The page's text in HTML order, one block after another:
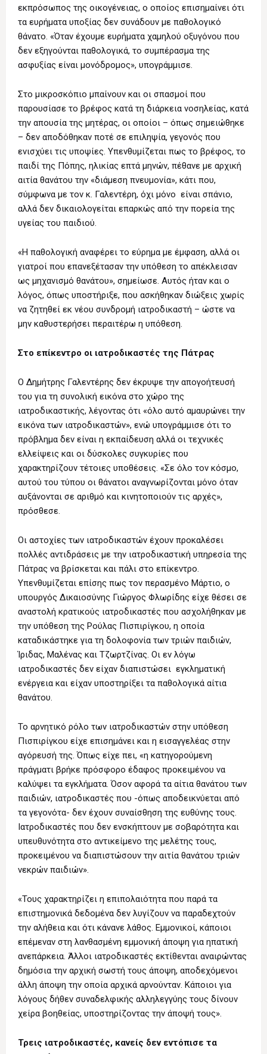
εκπρόσωπος της οικογένειας, ο οποίος επισημαίνει ότι
τα ευρήματα υποξίας δεν συνάδουν με παθολογικό
θάνατο. «Όταν έχουμε ευρήματα χαμηλού οξυγόνου που
δεν εξηγούνται παθολογικά, το συμπέρασμα της
ασφυξίας είναι μονόδρομος», υπογράμμισε.
Στο μικροσκόπιο μπαίνουν και οι σπασμοί που
παρουσίασε το βρέφος κατά τη διάρκεια νοσηλείας, κατά
την απουσία της μητέρας, οι οποίοι – όπως σημειώθηκε
– δεν αποδόθηκαν ποτέ σε επιληψία, γεγονός που
ενισχύει τις υποψίες. Υπενθυμίζεται πως το βρέφος, το
παιδί της Πόπης, ηλικίας επτά μηνών, πέθανε με αρχική
αιτία θανάτου την «διάμεση πνευμονία», κάτι που,
σύμφωνα με τον κ. Γαλεντέρη, όχι μόνο είναι σπάνιο,
αλλά δεν δικαιολογείται επαρκώς από την πορεία της
υγείας του παιδιού.
«Η παθολογική αναφέρει το εύρημα με έμφαση, αλλά οι
γιατροί που επανεξέτασαν την υπόθεση το απέκλεισαν
ως μηχανισμό θανάτου», σημείωσε. Αυτός ήταν και ο
λόγος, όπως υποστήριξε, που ασκήθηκαν διώξεις χωρίς
να ζητηθεί εκ νέου συνδρομή ιατροδικαστή – ώστε να
μην καθυστερήσει περαιτέρω η υπόθεση.
Στο επίκεντρο οι ιατροδικαστές της Πάτρας
Ο Δημήτρης Γαλεντέρης δεν έκρυψε την απογοήτευσή
του για τη συνολική εικόνα στο χώρο της
ιατροδικαστικής, λέγοντας ότι «όλο αυτό αμαυρώνει την
εικόνα των ιατροδικαστών», ενώ υπογράμμισε ότι το
πρόβλημα δεν είναι η εκπαίδευση αλλά οι τεχνικές
ελλείψεις και οι δύσκολες συγκυρίες που
χαρακτηρίζουν τέτοιες υποθέσεις. «Σε όλο τον κόσμο,
αυτού του τύπου οι θάνατοι αναγνωρίζονται μόνο όταν
αυξάνονται σε αριθμό και κινητοποιούν τις αρχές»,
πρόσθεσε.
Οι αστοχίες των ιατροδικαστών έχουν προκαλέσει
πολλές αντιδράσεις με την ιατροδικαστική υπηρεσία της
Πάτρας να βρίσκεται και πάλι στο επίκεντρο.
Υπενθυμίζεται επίσης πως τον περασμένο Μάρτιο, ο
υπουργός Δικαιοσύνης Γιώργος Φλωρίδης είχε θέσει σε
αναστολή κρατικούς ιατροδικαστές που ασχολήθηκαν με
την υπόθεση της Ρούλας Πισπιρίγκου, η οποία
καταδικάστηκε για τη δολοφονία των τριών παιδιών,
Ίριδας, Μαλένας και Τζωρτζίνας. Οι εν λόγω
ιατροδικαστές δεν είχαν διαπιστώσει εγκληματική
ενέργεια και είχαν υποστηρίξει τα παθολογικά αίτια
θανάτου.
Το αρνητικό ρόλο των ιατροδικαστών στην υπόθεση
Πισπιρίγκου είχε επισημάνει και η εισαγγελέας στην
αγόρευσή της. Όπως είχε πει, «η κατηγορούμενη
πράγματι βρήκε πρόσφορο έδαφος προκειμένου να
καλύψει τα εγκλήματα. Όσον αφορά τα αίτια θανάτου των
παιδιών, ιατροδικαστές που -όπως αποδεικνύεται από
τα γεγονότα- δεν έχουν συναίσθηση της ευθύνης τους.
Ιατροδικαστές που δεν ενσκήπτουν με σοβαρότητα και
υπευθυνότητα στο αντικείμενο της μελέτης τους,
προκειμένου να διαπιστώσουν την αιτία θανάτου τριών
νεκρών παιδιών».
«Τους χαρακτηρίζει η επιπολαιότητα που παρά τα
επιστημονικά δεδομένα δεν λυγίζουν να παραδεχτούν
την αλήθεια και ότι κάνανε λάθος. Εμμονικοί, κάποιοι
επέμεναν στη λανθασμένη εμμονική άποψη για ηπατική
ανεπάρκεια. Άλλοι ιατροδικαστές εκτίθενται αναιρώντας
δημόσια την αρχική σωστή τους άποψη, αποδεχόμενοι
άλλη άποψη την οποία αρχικά αρνούνταν. Κάποιοι για
λόγους δήθεν συναδελφικής αλληλεγγύης τους δίνουν
χείρα βοηθείας, υποστηρίζοντας την άποψή τους».
Τρεις ιατροδικαστές, κανείς δεν εντόπισε τα